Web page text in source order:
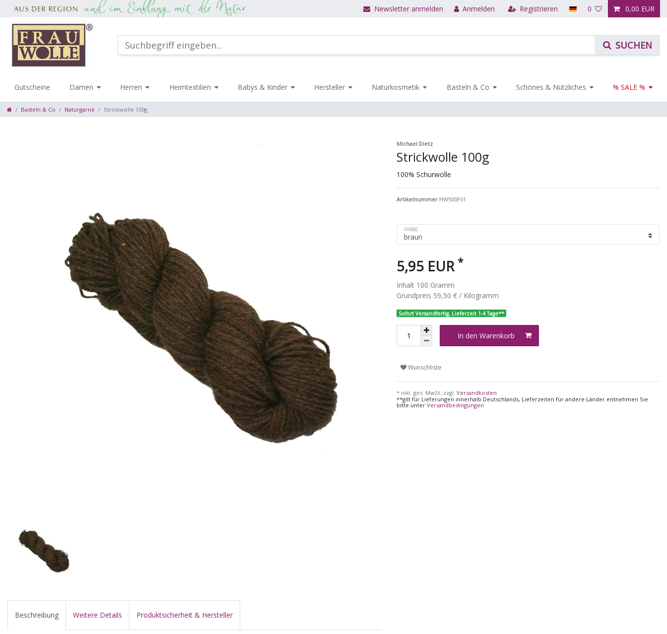
Newsletter anmelden Anmelden Registrieren 0 0,00 EUR
Gutscheine Damen Herren Heimtextilien Babys & Kinder Hersteller Naturkosmetik Basteln & Co Schönes & Nützliches % SALE %
Basteln & Co Naturgarne Strickwolle 100g
Michael Dietz
Strickwolle 100g
100% Schurwolle
Artikelnummer HW500F01
FARBE
5,95 EUR *
Inhalt 100 Gramm
Grundpreis 59,50 € / Kilogramm
Sofort Versandfertig, Lieferzeit 1-4 Tage**
In den Warenkorb
Wunschliste
* inkl. ges. MwSt. zzgl. Versandkosten
**gilt für Lieferungen innerhalb Deutschlands, Lieferzeiten für andere Länder entnehmen Sie
bitte unter Versandbedingungen
Beschreibung Weitere Details Produktsicherheit & Hersteller